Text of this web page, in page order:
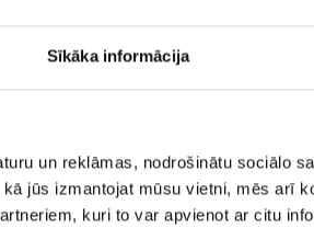
Sīkāka informācija
un reklāmas, nodrošinātu sociālo
jūs izmantojat mūsu vietni, mēs arī
kuri to var apvienot ar citu
Pievieno uz rupjas